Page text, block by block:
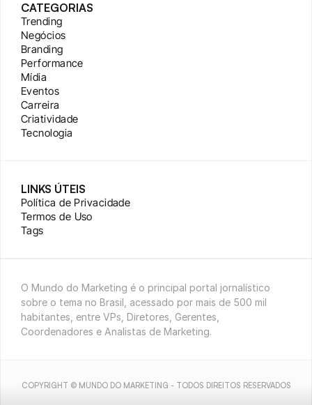
CATEGORIAS
Trending
Negócios
Branding
Performance
Mídia
Eventos
Carreira
Criatividade
Tecnologia
LINKS ÚTEIS
Política de Privacidade
Termos de Uso
Tags
O Mundo do Marketing é o principal portal jornalístico
sobre o tema no Brasil, acessado por mais de 500 mil
habitantes, entre VPs, Diretores, Gerentes,
Coordenadores e Analistas de Marketing.
COPYRIGHT © MUNDO DO MARKETING - TODOS DIREITOS RESERVADOS